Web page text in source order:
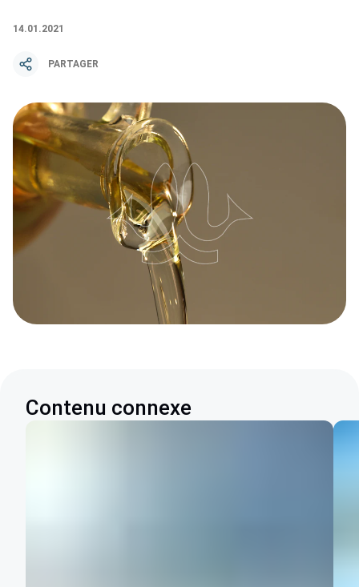
14.01.2021
PARTAGER
Contenu connexe